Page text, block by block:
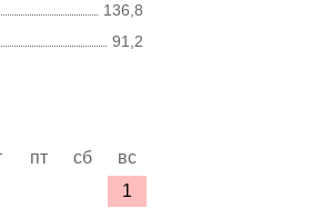
136,8
91,2
пт сб
вс
1